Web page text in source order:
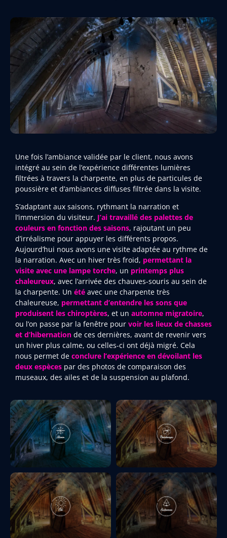
Une fois l’ambiance validée par le client, nous avons
intégré au sein de l’expérience différentes lumières
filtrées à travers la charpente, en plus de particules de
poussière et d’ambiances diffuses filtrée dans la visite.
S’adaptant aux saisons, rythmant la narration et
l’immersion du visiteur. J’ai travaillé des palettes de
couleurs en fonction des saisons, rajoutant un peu
d’irréalisme pour appuyer les différents propos.
Aujourd’hui nous avons une visite adaptée au rythme de
la narration. Avec un hiver très froid, permettant la
visite avec une lampe torche, un printemps plus
chaleureux, avec l’arrivée des chauves-souris au sein de
la charpente. Un été avec une charpente très
chaleureuse, permettant d’entendre les sons que
produisent les chiroptères, et un automne migratoire,
ou l’on passe par la fenêtre pour voir les lieux de chasses
et d’hibernation de ces dernières, avant de revenir vers
un hiver plus calme, ou celles-ci ont déjà migré. Cela
nous permet de conclure l’expérience en dévoilant les
deux espèces par des photos de comparaison des
museaux, des ailes et de la suspension au plafond.